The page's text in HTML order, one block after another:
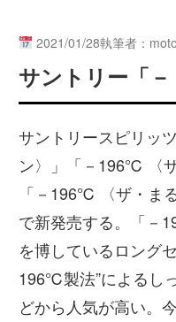
2021/01/28執筆者：
サントリー「
サントリースピリッ
ン〉」「－196℃ 〈
「－196℃ 〈ザ・ま
で新発売する。「－
を博しているロング
196℃製法”によるし
どから人気が高い。